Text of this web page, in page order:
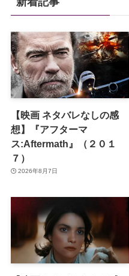
【映画 ネタバレなしの感
想】『アフターマ
ス:Aftermath』（２０１
７）
2026年8月7日